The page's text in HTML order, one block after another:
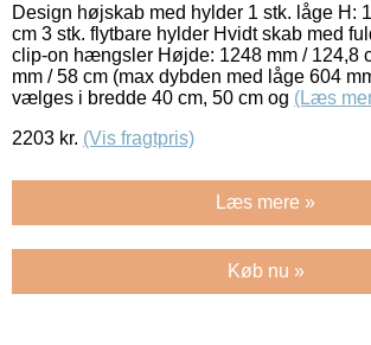
Design højskab med hylder 1 stk. låge H:
cm 3 stk. flytbare hylder Hvidt skab med
clip-on hængsler Højde: 1248 mm / 124,8
mm / 58 cm (max dybden med låge 604
vælges i bredde 40 cm, 50 cm og (Læs
2203 kr. (Vis fragtpris)
Læs mere »
Køb nu »